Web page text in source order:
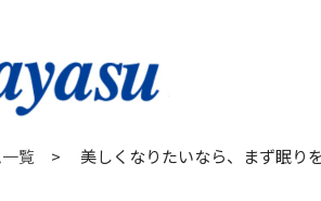
覧 > 美しくなりたいなら、まず眠り